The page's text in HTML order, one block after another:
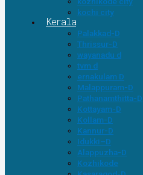
kochi city
Kerala
Palakkad-D
Thrissur-D
wayanadu d
tvm d
ernakulam D
Malappuram-D
Pathanamthitta-D
Kottayam-D
Kollam-D
Kannur-D
Idukki–D
Alappuzha-D
Kozhikode